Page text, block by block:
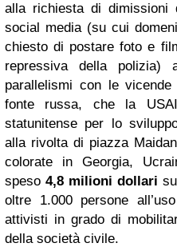
alla richiesta di dimissioni
social media (su cui
chiesto di postare foto e
repressiva della
parallelismi con le
fonte russa, che la
statunitense per lo
alla rivolta di piazza
colorate in Georgia,
speso 4,8 milioni dollari
oltre 1.000 persone
attivisti in grado di
della società civile.